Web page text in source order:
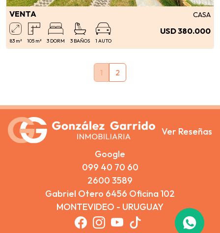
VENTA CASA
83 m² 105 m² 3 DORM 3 BAÑOS 1 AUTO
USD 380.000
Ver Reseñas
Google
099 40 70 60
2600 3589
Gabriel Otero 6456 Oficina 102
MONTEVIDEO - URUGUAY